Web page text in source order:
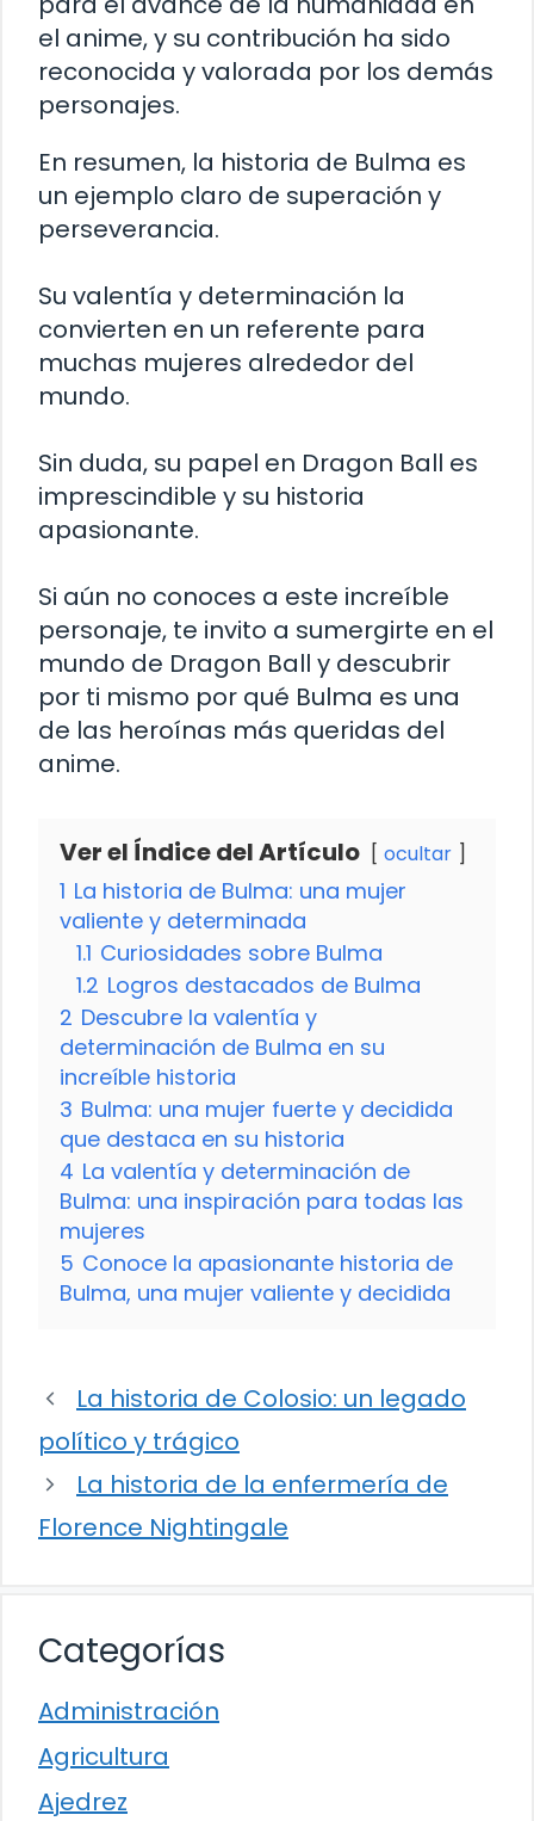
el anime, y su contribución ha sido
reconocida y valorada por los demás
personajes.
En resumen, la historia de Bulma es
un ejemplo claro de superación y
perseverancia.
Su valentía y determinación la
convierten en un referente para
muchas mujeres alrededor del
mundo.
Sin duda, su papel en Dragon Ball es
imprescindible y su historia
apasionante.
Si aún no conoces a este increíble
personaje, te invito a sumergirte en el
mundo de Dragon Ball y descubrir
por ti mismo por qué Bulma es una
de las heroínas más queridas del
anime.
Ver el Índice del Artículo ocultar
1 La historia de Bulma: una mujer
valiente y determinada
1.1 Curiosidades sobre Bulma
1.2 Logros destacados de Bulma
2 Descubre la valentía y
determinación de Bulma en su
increíble historia
3 Bulma: una mujer fuerte y decidida
que destaca en su historia
4 La valentía y determinación de
Bulma: una inspiración para todas las
mujeres
5 Conoce la apasionante historia de
Bulma, una mujer valiente y decidida
La historia de Colosio: un legado
político y trágico
La historia de la enfermería de
Florence Nightingale
Categorías
Administración
Agricultura
Ajedrez